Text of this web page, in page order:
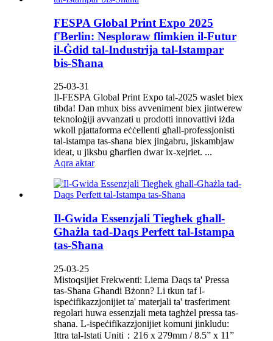
FESPA Global Print Expo 2025
f'Berlin: Nesploraw flimkien il-Futur
il-Ġdid tal-Industrija tal-Istampar
bis-Sħana
25-03-31
Il-FESPA Global Print Expo tal-2025 waslet biex
tibda! Dan mhux biss avveniment biex jintwerew
teknoloġiji avvanzati u prodotti innovattivi iżda
wkoll pjattaforma eċċellenti għall-professjonisti
tal-istampa tas-sħana biex jinġabru, jiskambjaw
ideat, u jiksbu għarfien dwar ix-xejriet. ...
Aqra aktar
Il-Gwida Essenzjali Tiegħek għall-
Għażla tad-Daqs Perfett tal-Istampa
tas-Sħana
25-03-25
Mistoqsijiet Frekwenti: Liema Daqs ta' Pressa
tas-Sħana Għandi Bżonn? Li tkun taf l-
ispeċifikazzjonijiet ta' materjali ta' trasferiment
regolari huwa essenzjali meta tagħżel pressa tas-
sħana. L-ispeċifikazzjonijiet komuni jinkludu:
Ittra tal-Istati Uniti：216 x 279mm / 8.5” x 11”